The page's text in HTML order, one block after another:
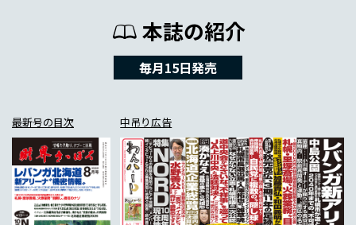
本誌の紹介
毎月15日発売
最新号の目次 中吊り広告